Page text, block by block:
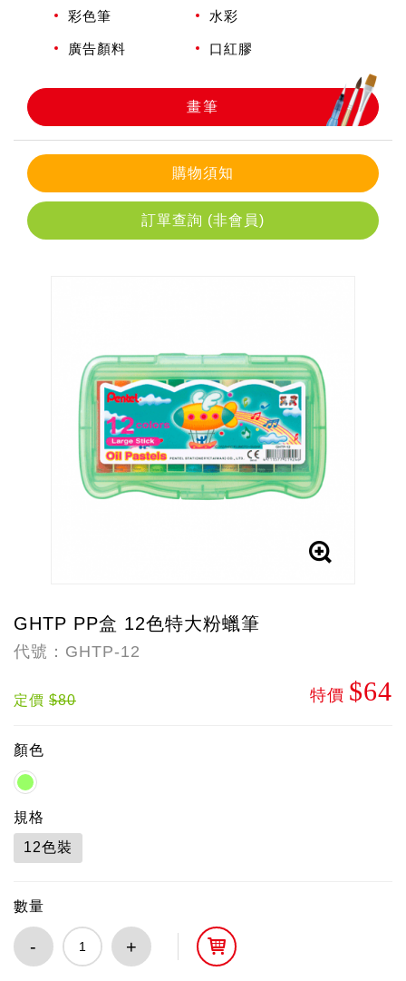
彩色筆 水彩
廣告顏料 口紅膠
畫筆
購物須知
訂單查詢 (非會員)
GHTP PP盒 12色特大粉蠟筆
代號：GHTP-12
定價 $80 特價 $64
顏色
規格
12色裝
數量
- +